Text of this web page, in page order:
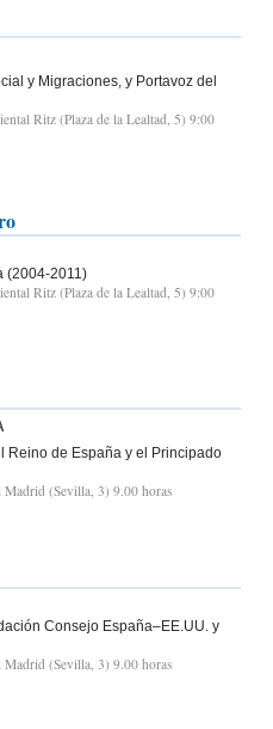
y Migraciones, y Portavoz del
Ritz (Plaza de la Lealtad, 5) 9:00
(2004-2011)
Ritz (Plaza de la Lealtad, 5) 9:00
Reino de España y el Principado
Madrid (Sevilla, 3) 9.00 horas
Consejo España–EE.UU. y
Madrid (Sevilla, 3) 9.00 horas